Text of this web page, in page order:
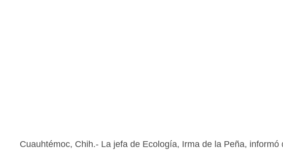
Cuauhtémoc, Chih.- La jefa de Ecología, Irma de la Peña, informó